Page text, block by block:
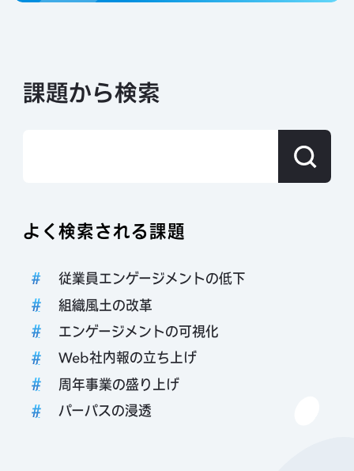
課題から検索
よく検索される課題
従業員エンゲージメントの低下
組織風土の改革
エンゲージメントの可視化
Web社内報の立ち上げ
周年事業の盛り上げ
パーパスの浸透